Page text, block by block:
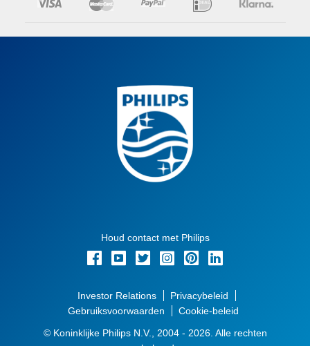
Houd contact met Philips
Investor Relations
Privacybeleid
Gebruiksvoorwaarden
Cookie-beleid
© Koninklijke Philips N.V., 2004 - 2026. Alle rechten